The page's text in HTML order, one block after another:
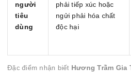
người
tiêu
dùng
phải tiếp xúc hoặc
ngửi phải hóa chất
độc hại
Đặc điểm nhận biết Hương Trầm Gia